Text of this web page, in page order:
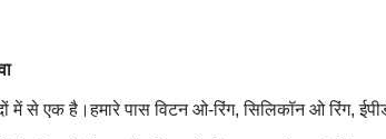
में से एक है।हमारे पास विटन ओ-रिंग, सिलिकॉन ओ रिंग,